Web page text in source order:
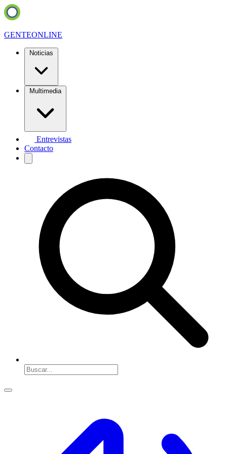
GENTEONLINE
Noticias
Multimedia
Entrevistas
Contacto